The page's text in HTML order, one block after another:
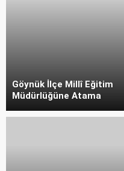
Göynük İlçe Millî Eğitim
Müdürlüğüne Atama